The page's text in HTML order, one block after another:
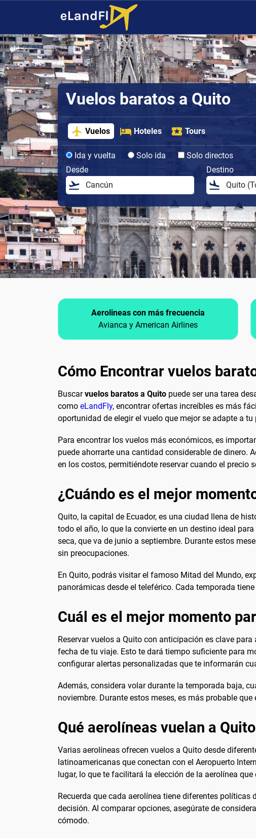
Vuelos baratos a Quito
Vuelos Hoteles Tours
Ida y vuelta Solo ida
Solo directos
Desde
Destino
Aerolineas con más frecuencia
Avianca y American Airlines
Cómo Encontrar vuelos
Buscarvuelos baratos a Quito puede ser una tarea
como eLandFly, encontrar ofertas increíbles es más
oportunidad de elegir el vuelo que mejor se adapte a
Para encontrar los vuelos más económicos, es
puede ahorrarte una cantidad considerable de dinero.
en los costos, permitiéndote reservar cuando el precio
¿Cuándo es el mejor
Quito, la capital de Ecuador, es una ciudad llena de
todo el año, lo que la convierte en un destino ideal
seca, que va de junio a septiembre. Durante estos
sin preocupaciones.
En Quito, podrás visitar el famoso Mitad del Mundo,
panorámicas desde el teleférico. Cada temporada
Cuál es el mejor momento
Reservar vuelos a Quito con anticipación es clave
fecha de tu viaje. Esto te dará tiempo suficiente para
configurar alertas personalizadas que te informarán
Además, considera volar durante la temporada baja,
noviembre. Durante estos meses, es más probable
Qué aerolíneas vuelan a Quito
Varias aerolíneas ofrecen vuelos a Quito desde
latinoamericanas que conectan con el Aeropuerto
lugar, lo que te facilitará la elección de la aerolínea
Recuerda que cada aerolínea tiene diferentes
decisión. Al comparar opciones, asegúrate de
cómodo.